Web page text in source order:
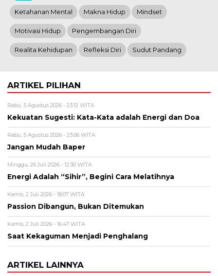
Ketahanan Mental Makna Hidup Mindset
Motivasi Hidup Pengembangan Diri
Realita Kehidupan Refleksi Diri Sudut Pandang
ARTIKEL PILIHAN
Rabu, 5 Agustus 2026 - 23:12 WITA
Kekuatan Sugesti: Kata-Kata adalah Energi dan Doa
Rabu, 5 Agustus 2026 - 23:06 WITA
Jangan Mudah Baper
Minggu, 26 Juli 2026 - 12:30 WITA
Energi Adalah “Sihir”, Begini Cara Melatihnya
Kamis, 2 Juli 2026 - 18:07 WITA
Passion Dibangun, Bukan Ditemukan
Kamis, 2 Juli 2026 - 16:47 WITA
Saat Kekaguman Menjadi Penghalang
ARTIKEL LAINNYA